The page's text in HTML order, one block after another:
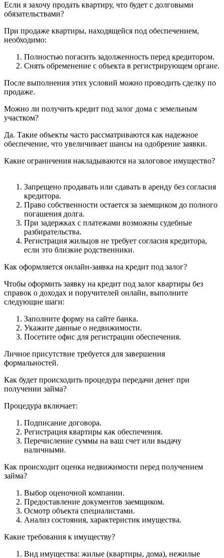
Если я захочу продать квартиру, что будет с долговыми
обязательствами?
При продаже квартиры, находящейся под обеспечением,
необходимо:
Полностью погасить задолженность перед кредитором.
Снять обременение с объекта в регистрирующем органе.
После выполнения этих условий можно проводить сделку по
продаже.
Можно ли получить кредит под залог дома с земельным
участком?
Да. Такие объекты часто рассматриваются как надежное
обеспечение, что увеличивает шансы на одобрение заявки.
Какие ограничения накладываются на залоговое имущество?
Запрещено продавать или сдавать в аренду без согласия
кредитора.
Право собственности остается за заемщиком до полного
погашения долга.
При задержках с платежами возможны судебные
разбирательства.
Регистрация жильцов не требует согласия кредитора,
если это близкие родственники.
Как оформляется онлайн-заявка на кредит под залог?
Чтобы оформить заявку на кредит под залог квартиры без
справок о доходах и поручителей онлайн, выполните
следующие шаги:
Заполните форму на сайте банка.
Укажите данные о недвижимости.
Посетите офис для регистрации обеспечения.
Личное присутствие требуется для завершения
формальностей.
Как будет происходить процедура передачи денег при
получении займа?
Процедура включает:
Подписание договора.
Регистрация квартиры как обеспечения.
Перечисление суммы на ваш счет или выдачу
наличными.
Как происходит оценка недвижимости перед получением
займа?
Выбор оценочной компании.
Предоставление документов заемщиком.
Осмотр объекта специалистами.
Анализ состояния, характеристик имущества.
Какие требования к имуществу?
Вид имущества: жилые (квартиры, дома), нежилые